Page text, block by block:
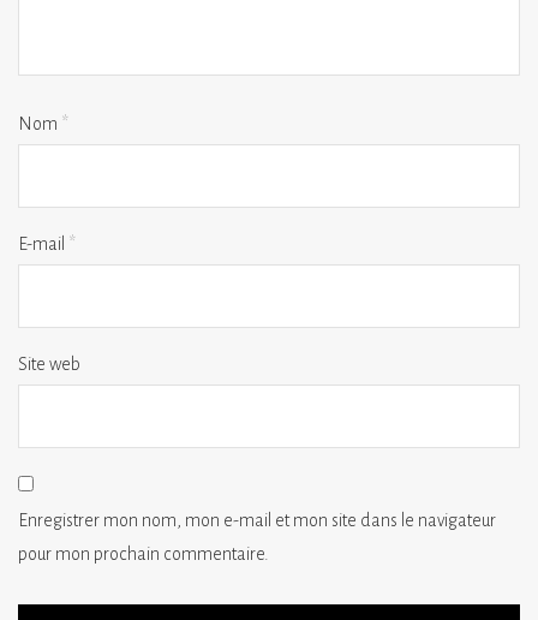
Nom *
E-mail *
Site web
Enregistrer mon nom, mon e-mail et mon site dans le navigateur
pour mon prochain commentaire.